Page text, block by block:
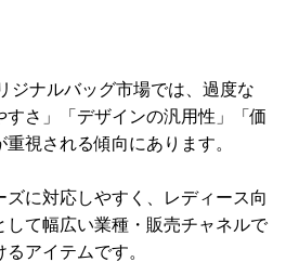
ジナルバッグ市場では、過度な
さ」「デザインの汎用性」「価
視される傾向にあります。
に対応しやすく、レディース向
して幅広い業種・販売チャネルで
アイテムです。